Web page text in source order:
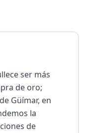
ser más
de oro;
Güímar, en
la
de